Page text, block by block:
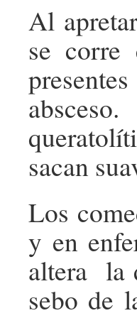
Al
se corre
sacan
Los
y en
altera la
sebo de